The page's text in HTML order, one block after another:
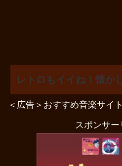
レトロもイイね！懐か
＜広告＞おすすめ音楽サイト
スポンサー